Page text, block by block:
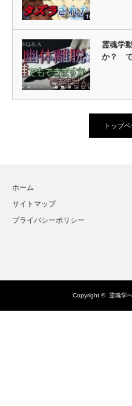
霊魂学
か？ で
トップ
ホーム
サイトマップ
プライバシーポリシー
Copyright © 霊魂学